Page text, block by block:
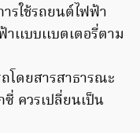
รใช้รถยนต์ไฟฟ้า
เบบเเบตเตอรี่ตาม
โดยสารสาธารณะ
ซี่ ควรเปลี่ยนเป็น